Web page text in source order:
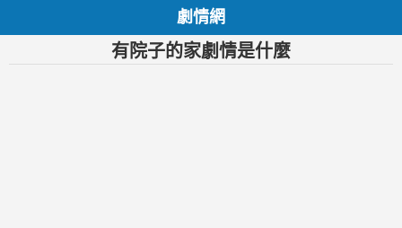
劇情網
有院子的家劇情是什麼